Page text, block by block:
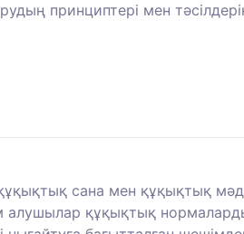
принциптері мен
сана мен құқықтық
алушылар құқықтық